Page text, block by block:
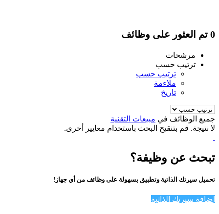
0 تم العثور على وظائف
مرشحات
ترتيب حسب
ترتيب حسب
ملاءمة
تاريخ
جميع الوظائف في مبيعات التقنية
لا نتيجة. قم بتنقيح البحث باستخدام معايير أخرى.
تبحث عن وظيفة؟
تحميل سيرتك الذاتية وتطبيق بسهولة على وظائف من أي جهاز!
إضافة سيرتك الذاتية